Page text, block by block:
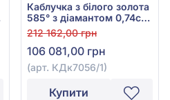
Каблучка з білого золота
585° з діамантом 0,74ct,
арт. КДк7056/1
212 162,00 грн
106 081,00 грн
(арт. КДк7056/1)
Купити